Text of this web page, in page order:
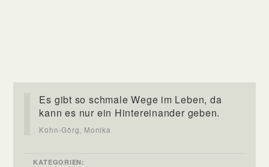
Es gibt so schmale Wege im Leben, da
kann es nur ein Hintereinander geben.
Kühn-Görg, Monika
KATEGORIEN: